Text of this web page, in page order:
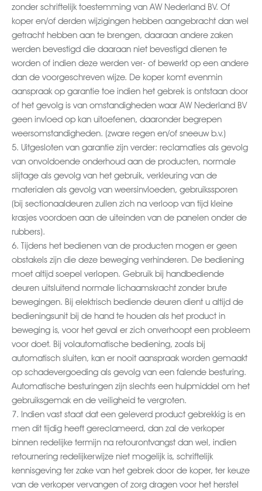
zonder schriftelijk toestemming van AW Nederland BV. Of
koper en/of derden wijzigingen hebben aangebracht dan wel
getracht hebben aan te brengen, daaraan andere zaken
werden bevestigd die daaraan niet bevestigd dienen te
worden of indien deze werden ver- of bewerkt op een andere
dan de voorgeschreven wijze. De koper komt evenmin
aanspraak op garantie toe indien het gebrek is ontstaan door
of het gevolg is van omstandigheden waar AW Nederland BV
geen invloed op kan uitoefenen, daaronder begrepen
weersomstandigheden. (zware regen en/of sneeuw b.v.)
5. Uitgesloten van garantie zijn verder: reclamaties als gevolg
van onvoldoende onderhoud aan de producten, normale
slijtage als gevolg van het gebruik, verkleuring van de
materialen als gevolg van weersinvloeden, gebruikssporen
(bij sectionaaldeuren zullen zich na verloop van tijd kleine
krasjes voordoen aan de uiteinden van de panelen onder de
rubbers).
6. Tijdens het bedienen van de producten mogen er geen
obstakels zijn die deze beweging verhinderen. De bediening
moet altijd soepel verlopen. Gebruik bij handbediende
deuren uitsluitend normale lichaamskracht zonder brute
bewegingen. Bij elektrisch bediende deuren dient u altijd de
bedieningsunit bij de hand te houden als het product in
beweging is, voor het geval er zich onverhoopt een probleem
voor doet. Bij volautomatische bediening, zoals bij
automatisch sluiten, kan er nooit aanspraak worden gemaakt
op schadevergoeding als gevolg van een falende besturing.
Automatische besturingen zijn slechts een hulpmiddel om het
gebruiksgemak en de veiligheid te vergroten.
7. Indien vast staat dat een geleverd product gebrekkig is en
men dit tijdig heeft gereclameerd, dan zal de verkoper
binnen redelijke termijn na retourontvangst dan wel, indien
retournering redelijkerwijze niet mogelijk is, schriftelijk
kennisgeving ter zake van het gebrek door de koper, ter keuze
van de verkoper vervangen of zorg dragen voor het herstel